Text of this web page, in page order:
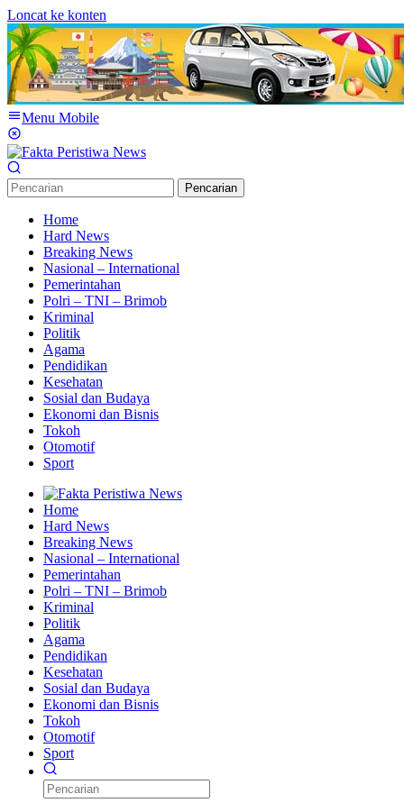
Loncat ke konten
Menu Mobile
Pencarian
Home
Hard News
Breaking News
Nasional – International
Pemerintahan
Polri – TNI – Brimob
Kriminal
Politik
Agama
Pendidikan
Kesehatan
Sosial dan Budaya
Ekonomi dan Bisnis
Tokoh
Otomotif
Sport
Home
Hard News
Breaking News
Nasional – International
Pemerintahan
Polri – TNI – Brimob
Kriminal
Politik
Agama
Pendidikan
Kesehatan
Sosial dan Budaya
Ekonomi dan Bisnis
Tokoh
Otomotif
Sport